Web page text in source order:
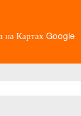
на Картах Google